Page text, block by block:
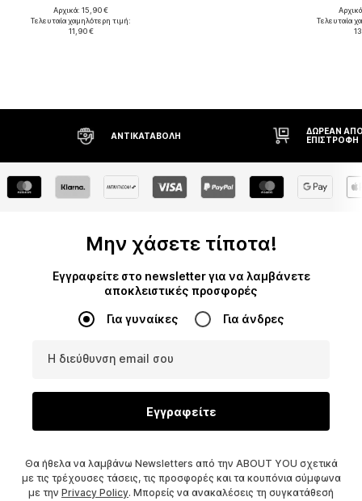
Αρχικά: 15,90 €
Τελευταία χαμηλότερη τιμή:
11,90 €
Τελευταία
ΔΩΡΕΆΝ ΑΠΟΣΤΟΛΉ* ΚΑΙ
Μην χάσετε τίποτα!
Εγγραφείτε στο newsletter για να λαμβάνετε
αποκλειστικές προσφορές
Για γυναίκες Για άνδρες
Η διεύθυνση email σου
Εγγραφείτε
Θα ήθελα να λαμβάνω Newsletters από την ABOUT YOU σχετικά
με τις τρέχουσες τάσεις, τις προσφορές και τα κουπόνια σύμφωνα
με την Privacy Policy. Μπορείς να ανακαλέσεις τη συγκατάθεσή